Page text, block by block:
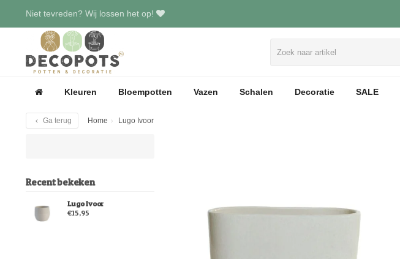
Niet tevreden? Wij lossen het op!
Kleuren Bloempotten Vazen Schalen Decoratie SALE
Ga terug Home Lugo Ivoor
Recent bekeken
Lugo Ivoor
€15,95